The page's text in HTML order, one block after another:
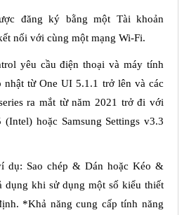
đăng ký bằng một Tài khoản
nối với cùng một mạng Wi-Fi.
yêu cầu điện thoại và máy tính
nhật từ One UI 5.1.1 trở lên và các
ra mắt từ năm 2021 trở đi với
(Intel) hoặc Samsung Settings v3.3
dụ: Sao chép & Dán hoặc Kéo &
dụng khi sử dụng một số kiểu thiết
*Khả năng cung cấp tính năng